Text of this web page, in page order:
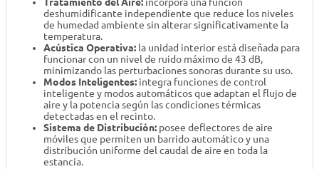
deshumidificante independiente que reduce los niveles
de humedad ambiente sin alterar significativamente la
temperatura.
Acústica Operativa: la unidad interior está diseñada para
funcionar con un nivel de ruido máximo de 43 dB,
minimizando las perturbaciones sonoras durante su uso.
Modos Inteligentes: integra funciones de control
inteligente y modos automáticos que adaptan el flujo de
aire y la potencia según las condiciones térmicas
detectadas en el recinto.
Sistema de Distribución: posee deflectores de aire
móviles que permiten un barrido automático y una
distribución uniforme del caudal de aire en toda la
estancia.